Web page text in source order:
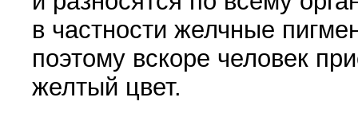
в частности желчные
поэтому вскоре человек
желтый цвет.